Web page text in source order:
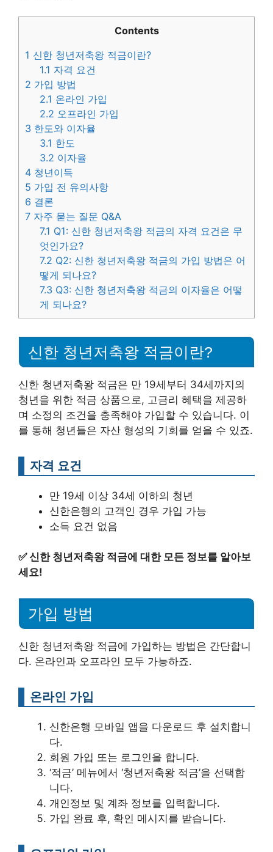
Contents
1 신한 청년저축왕 적금이란?
1.1 자격 요건
2 가입 방법
2.1 온라인 가입
2.2 오프라인 가입
3 한도와 이자율
3.1 한도
3.2 이자율
4 청년이득
5 가입 전 유의사항
6 결론
7 자주 묻는 질문 Q&A
7.1 Q1: 신한 청년저축왕 적금의 자격 요건은 무
엇인가요?
7.2 Q2: 신한 청년저축왕 적금의 가입 방법은 어
떻게 되나요?
7.3 Q3: 신한 청년저축왕 적금의 이자율은 어떻
게 되나요?
신한 청년저축왕 적금이란?
신한 청년저축왕 적금은 만 19세부터 34세까지의
청년을 위한 적금 상품으로, 고금리 혜택을 제공하
며 소정의 조건을 충족해야 가입할 수 있습니다. 이
를 통해 청년들은 자산 형성의 기회를 얻을 수 있죠.
자격 요건
만 19세 이상 34세 이하의 청년
신한은행의 고객인 경우 가입 가능
소득 요건 없음
✅신한 청년저축왕 적금에 대한 모든 정보를 알아보
세요!
가입 방법
신한 청년저축왕 적금에 가입하는 방법은 간단합니
다. 온라인과 오프라인 모두 가능하죠.
온라인 가입
신한은행 모바일 앱을 다운로드 후 설치합니
다.
회원 가입 또는 로그인을 합니다.
‘적금’ 메뉴에서 ‘청년저축왕 적금’을 선택합
니다.
개인정보 및 계좌 정보를 입력합니다.
가입 완료 후, 확인 메시지를 받습니다.